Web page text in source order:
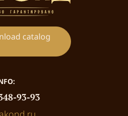
93-93
catalog